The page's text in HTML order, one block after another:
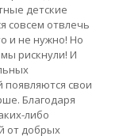
детские
совсем отвлечь
и не нужно! Но
рискнули! И
появляются свои
Благодаря
либо
от добрых